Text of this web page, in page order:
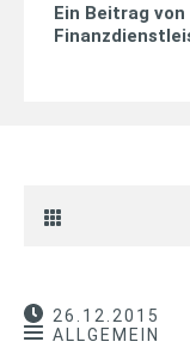
Ein Beitrag von
26.12.2015
ALLGEMEIN